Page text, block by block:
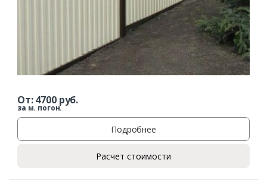
От:4700руб.
за м. погон.
Подробнее
Расчет стоимости